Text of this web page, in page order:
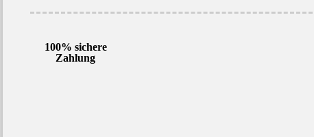
100% sichere
Zahlung